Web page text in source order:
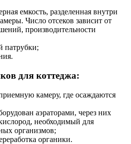
емкость, разделенная внутри
Число отсеков зависит от
производительности
патрубки;
для коттеджа:
камеру, где осаждаются
аэраторами, через них
необходимый для
организмов;
органики.